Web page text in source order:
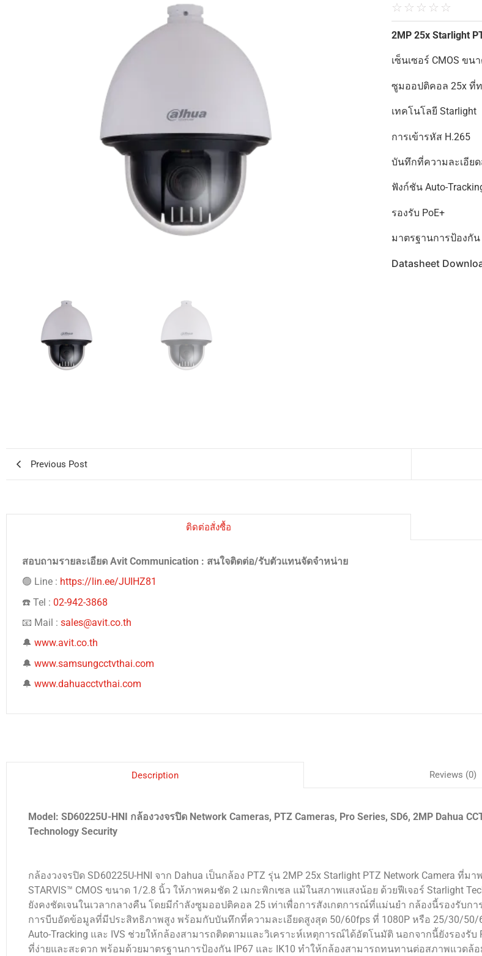
☆ ☆ ☆ ☆ ☆
2MP 25x Starlight
เซ็นเซอร์ CMOS ขน
ซูมออปติคอล 25x ที่
เทคโนโลยี Starlight
การเข้ารหัส H.265
บันทึกที่ความละเอียด
ฟังก์ชัน Auto-
รองรับ PoE+
มาตรฐานการป้องกัน
Datasheet
Previous Post
ติดต่อสั่งซื้อ
สอบถามรายละเอียด Avit Communication : สนใจติดต่อ/รับตัวแทนจัดจำหน่าย
🟢 Line : https://lin.ee/JUIHZ81
☎️ Tel : 02-942-3868
📧 Mail : sales@avit.co.th
🔔 www.avit.co.th
🔔 www.samsungcctvthai.com
🔔 www.dahuacctvthai.com
Description Reviews (0)
Model: SD60225U-HNI กล้องวงจรปิด Network Cameras, PTZ Cameras, Pro Series, SD6, 2MP Dahua
Technology Security
กล้องวงจรปิด SD60225U-HNI จาก Dahua เป็นกล้อง PTZ รุ่น 2MP 25x Starlight PTZ Network Camera ที่ม
STARVIS™ CMOS ขนาด 1/2.8 นิ้ว ให้ภาพคมชัด 2 เมกะพิกเซล แม้ในสภาพแสงน้อย ด้วยฟีเจอร์ Starlight
ยังคงชัดเจนในเวลากลางคืน โดยมีกำลังซูมออปติคอล 25 เท่าเพื่อการสังเกตการณ์ที่แม่นยำ กล้องนี้รองรับกา
การบีบอัดข้อมูลที่มีประสิทธิภาพสูง พร้อมกับบันทึกที่ความละเอียดสูงสุด 50/60fps ที่ 1080P หรือ 25/30/50/
Auto-Tracking และ IVS ช่วยให้กล้องสามารถติดตามและวิเคราะห์เหตุการณ์ได้อัตโนมัติ นอกจากนี้ยังรองรับ
ที่ง่ายและสะดวก พร้อมด้วยมาตรฐานการป้องกัน IP67 และ IK10 ทำให้กล้องสามารถทนทานต่อสภาพแวดล้